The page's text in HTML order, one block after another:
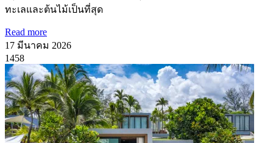
ทะเลและต้นไม้เป็นที่สุด
Read more
17 มีนาคม 2026
1458